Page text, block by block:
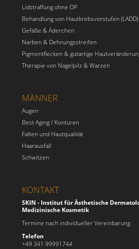
Lidstraffung ohne OP
Behandlung von Hautkrebsvorstufen (LADD)
Gefäße & Äderchen
Narben & Dehnungsstreifen
Pigmentflecken & gutartige
Therapie von Nagelpilz & Warzen
MÄNNER
Augen
Best Aging / Konturen
Falten und Hautqualität
Haarausfall
Schwitzen
KONTAKT
SKIN - Institut für Ästhetische
Medizinische Kosmetik
Termine nach individueller Vereinbarung
Telefon
+49 341 99991744